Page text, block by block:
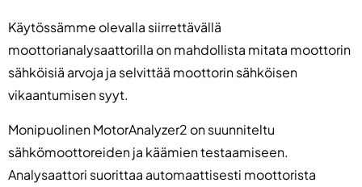
Käytössämme olevalla siirrettävällä
moottorianalysaattorilla on mahdollista mitata moottorin
sähköisiä arvoja ja selvittää moottorin sähköisen
vikaantumisen syyt.
Monipuolinen MotorAnalyzer2 on suunniteltu
sähkömoottoreiden ja käämien testaamiseen.
Analysaattori suorittaa automaattisesti moottorista